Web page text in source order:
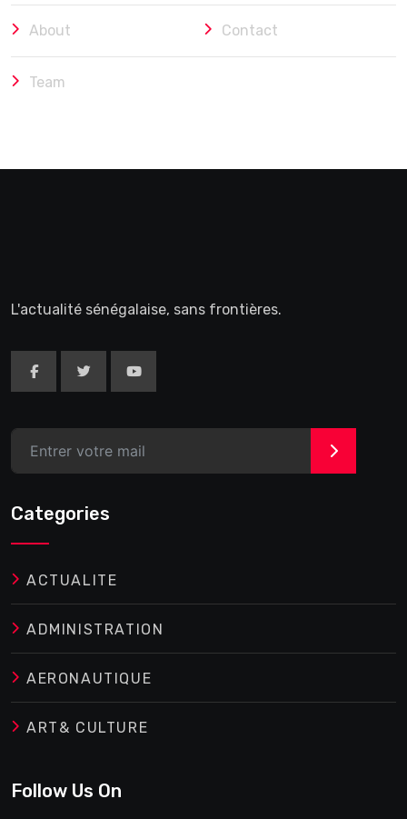
About Contact
Team
L'actualité sénégalaise, sans frontières.
>
Categories
ACTUALITE
ADMINISTRATION
AERONAUTIQUE
ART& CULTURE
Follow Us On